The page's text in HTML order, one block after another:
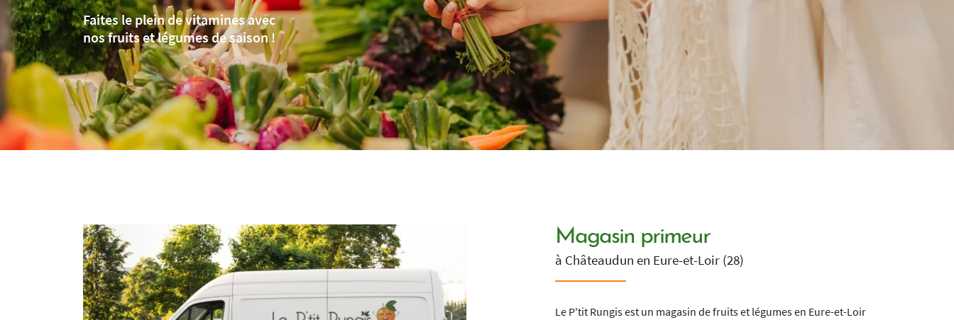
VALIDER VOTRE PANIER
 Recopier le code ci-contre
 Rafraîchir le captcha
En cochant cette case, vous consentez à recevoir nos propositions commerciales à l'adresse
email indiqué ci-dessus. Vous pouvez vous désinscrire à tout moment en utilisantle formulaire
de désinscription.
INSCRIPTION
Faites le plein de vitamines avec
nos fruits et légumes de saison !
Magasin primeur
à Châteaudun en Eure-et-Loir (28)
Le P'tit Rungis est un magasin de fruits et légumes en Eure-et-Loir